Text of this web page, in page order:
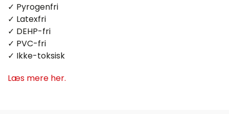
✓ Pyrogenfri
✓ Latexfri
✓ DEHP-fri
✓ PVC-fri
✓ Ikke-toksisk
Læs mere her.